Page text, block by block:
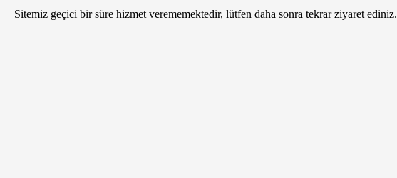
Sitemiz geçici bir süre hizmet verememektedir, lütfen daha sonra tekrar ziyaret ediniz.